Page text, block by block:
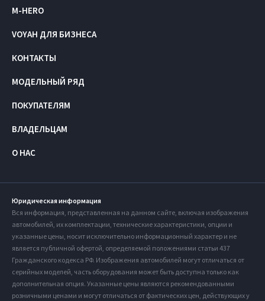
M-HERO
VOYAH ДЛЯ БИЗНЕСА
КОНТАКТЫ
МОДЕЛЬНЫЙ РЯД
ПОКУПАТЕЛЯМ
ВЛАДЕЛЬЦАМ
О НАС
Юридическая информация
Вся информация, представленная на данном сайте, включая изображения
автомобилей, их комплектации, технические характеристики, опции и
указанные цены, носит исключительно информационный характер и не
является публичной офертой, определяемой положениями статьи 437
Гражданского кодекса РФ. Изображения автомобилей могут отличаться от
серийных моделей, часть оборудования может быть доступна только как
дополнительная опция. Указанные цены являются рекомендованными
розничными ценами и могут отличаться от фактических цен, действующих у